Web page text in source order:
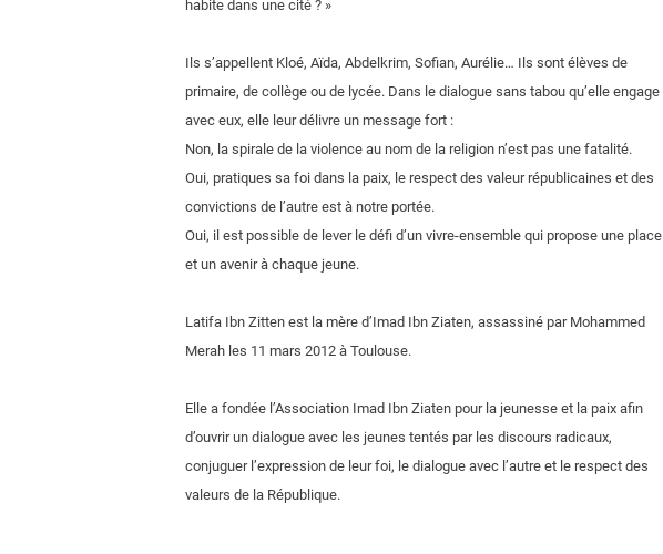
habite dans une cité ? »
Ils s’appellent Kloé, Aïda, Abdelkrim, Sofian, Aurélie… Ils sont élèves de
primaire, de collège ou de lycée. Dans le dialogue sans tabou qu’elle engage
avec eux, elle leur délivre un message fort :
Non, la spirale de la violence au nom de la religion n’est pas une fatalité.
Oui, pratiques sa foi dans la paix, le respect des valeur républicaines et des
convictions de l’autre est à notre portée.
Oui, il est possible de lever le défi d’un vivre-ensemble qui propose une place
et un avenir à chaque jeune.
Latifa Ibn Zitten est la mère d’Imad Ibn Ziaten, assassiné par Mohammed
Merah les 11 mars 2012 à Toulouse.
Elle a fondée l’Association Imad Ibn Ziaten pour la jeunesse et la paix afin
d’ouvrir un dialogue avec les jeunes tentés par les discours radicaux,
conjuguer l’expression de leur foi, le dialogue avec l’autre et le respect des
valeurs de la République.